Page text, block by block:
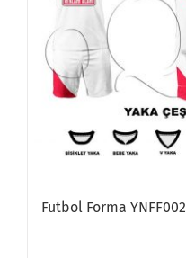
Futbol Forma YNFF002